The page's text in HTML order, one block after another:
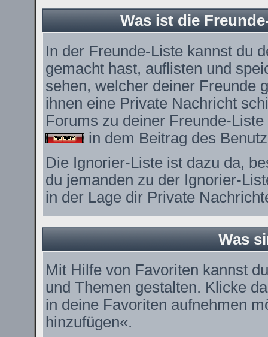
Was ist die
In der Freunde-Liste kannst du
gemacht hast, auflisten und
sehen, welcher deiner Freunde
ihnen eine Private Nachricht
Forums zu deiner Freunde-
in dem Beitrag des
Die Ignorier-Liste ist dazu da,
du jemanden zu der Ignorier-
in der Lage dir Private
Was
Mit Hilfe von Favoriten kannst
und Themen gestalten. Klicke
in deine Favoriten aufnehmen
hinzufügen«.